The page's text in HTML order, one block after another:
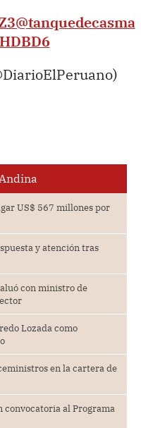
@tanquedecasma
US$ 567 millones por
y atención tras
con ministro de
Lozada como
en la cartera de
convocatoria al Programa